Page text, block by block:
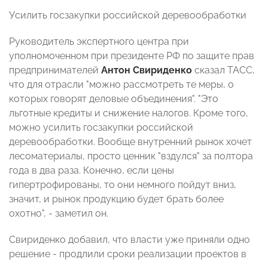
Усилить госзакупки российской деревообработки
Руководитель экспертного центра при
уполномоченном при президенте РФ по защите прав
предпринимателей Антон Свириденко сказал ТАСС,
что для отрасли "можно рассмотреть те меры, о
которых говорят деловые объединения". "Это
льготные кредиты и снижение налогов. Кроме того,
можно усилить госзакупки российской
деревообработки. Вообще внутренний рынок хочет
лесоматериалы, просто ценник "вздулся" за полтора
года в два раза. Конечно, если цены
гипертрофированы, то они немного пойдут вниз,
значит, и рынок продукцию будет брать более
охотно", - заметил он.
Свириденко добавил, что власти уже приняли одно
решение - продлили сроки реализации проектов в